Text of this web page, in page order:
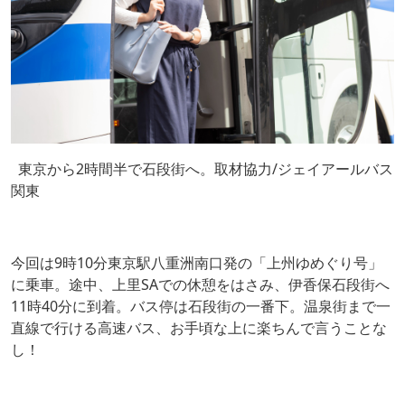
東京から2時間半で石段街へ。取材協力/ジェイアールバス
関東
今回は9時10分東京駅八重洲南口発の「上州ゆめぐり号」
に乗車。途中、上里SAでの休憩をはさみ、伊香保石段街へ
11時40分に到着。バス停は石段街の一番下。温泉街まで一
直線で行ける高速バス、お手頃な上に楽ちんで言うことな
し！